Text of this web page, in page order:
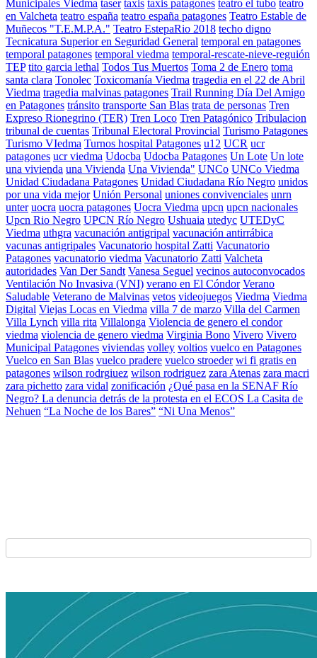
Municipales Viedma taser taxis taxis patagones teatro el tubo teatro
en Valcheta teatro españa teatro españa patagones Teatro Estable de
Muñecos "T.E.M.P.A." Teatro EstepaRio 2018 techo digno
Tecnicatura Superior en Seguridad General temporal en patagones
temporal patagones temporal viedma temporal-rescate-nieve-reguión
TEP tito garcia lethal Todos Tus Muertos Toma 2 de Enero toma
santa clara Tonolec Toxicomanía Viedma tragedia en el 22 de Abril
Viedma tragedia malvinas patagones Trail Running Día Del Amigo
en Patagones tránsito transporte San Blas trata de personas Tren
Expreso Rionegrino (TER) Tren Loco Tren Patagónico Tribulacion
tribunal de cuentas Tribunal Electoral Provincial Turismo Patagones
Turismo VIedma Turnos hospital Patagones u12 UCR ucr
patagones ucr viedma Udocba Udocba Patagones Un Lote Un lote
una vivienda una Vivienda Una Vivienda" UNCo UNCo Viedma
Unidad Ciudadana Patagones Unidad Ciudadana Río Negro unidos
por una vida mejor Unión Personal uniones convivenciales unrn
unter uocra uocra patagones Uocra Viedma upcn upcn nacionales
Upcn Rio Negro UPCN Río Negro Ushuaia utedyc UTEDyC
Viedma uthgra vacunación antigripal vacunación antirrábica
vacunas antigripales Vacunatorio hospital Zatti Vacunatorio
Patagones vacunatorio viedma Vacunatorio Zatti Valcheta
autoridades Van Der Sandt Vanesa Seguel vecinos autoconvocados
Ventilación No Invasiva (VNI) verano en El Cóndor Verano
Saludable Veterano de Malvinas vetos videojuegos Viedma Viedma
Digital Viejas Locas en Viedma villa 7 de marzo Villa del Carmen
Villa Lynch villa rita Villalonga Violencia de genero el condor
viedma violencia de genero viedma Virginia Bono Vivero Vivero
Municipal Patagones viviendas volley voltios vuelco en Patagones
Vuelco en San Blas vuelco pradere vuelco stroeder wi fi gratis en
patagones wilson rodrgiuez wilson rodriguez zara Atenas zara macri
zara pichetto zara vidal zonificación ¿Qué pasa en la SENAF Río
Negro? La denuncia detrás de la protesta en el ECOS La Casita de
Nehuen “La Noche de los Bares” “Ni Una Menos”